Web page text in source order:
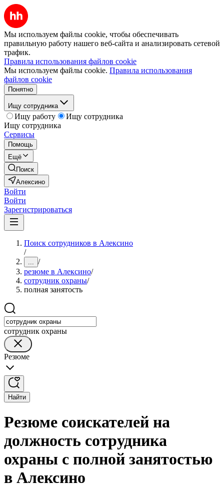
Мы используем файлы cookie, чтобы обеспечивать
правильную работу нашего веб-сайта и анализировать сетевой
трафик.
Правила использования файлов cookie
Мы используем файлы cookie. Правила использования
файлов cookie
Понятно
Ищу сотрудника
Ищу работу
Ищу сотрудника
Ищу сотрудника
Сервисы
Помощь
Ещё
Поиск
Алексино
Войти
Войти
Зарегистрироваться
Поиск сотрудников в Алексино
/
... /
резюме в Алексино/
сотрудник охраны/
полная занятость
сотрудник охраны
Резюме
Найти
Резюме соискателей на
должность сотрудника
охраны с полной занятостью
в Алексино